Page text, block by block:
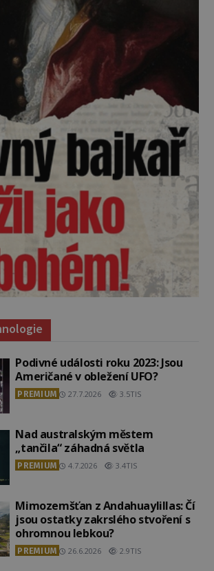
Podivné události roku 2023: Jsou
Američané v obležení UFO?
PREMIUM 27.7.2026 3.5TIS
Nad australským městem
„tančila“ záhadná světla
PREMIUM 4.7.2026 3.4TIS
Mimozemšťan z Andahuaylillas: Čí
jsou ostatky zakrslého stvoření s
ohromnou lebkou?
PREMIUM 26.6.2026 2.9TIS